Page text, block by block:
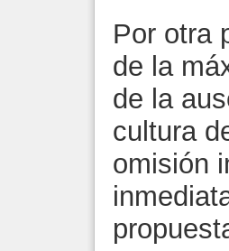
Por otra
de la
de la
cultura
omisión